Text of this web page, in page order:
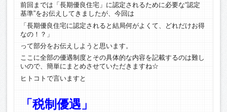
前回までは「長期優良住宅」に認定されるために必要な“認定
基準”をお伝えしてきましたが、今回は
「長期優良住宅に認定されると結局何がよくて、どれだけお得
なの！？」
って部分をお伝えしようと思います。
ここに全部の優遇制度とその具体的な内容を記載するのは難し
いので、簡単にまとめさせていただきますね☆
ヒトコトで言いますと
「税制優遇」